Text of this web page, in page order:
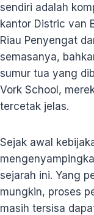
sendiri adalah
kantor Distric van
Riau Penyengat
semasanya,
sumur tua yang
Vork School,
tercetak jelas.
Sejak awal
sejarah ini. Yang
mungkin, proses
masih tersisa